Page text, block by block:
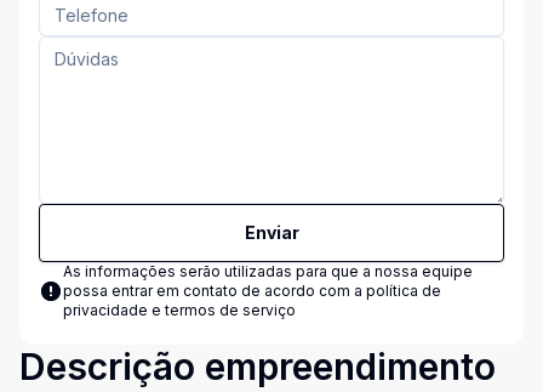
Enviar
As informações serão utilizadas para que a nossa equipe
possa entrar em contato de acordo com a política de
privacidade e termos de serviço
Descrição empreendimento